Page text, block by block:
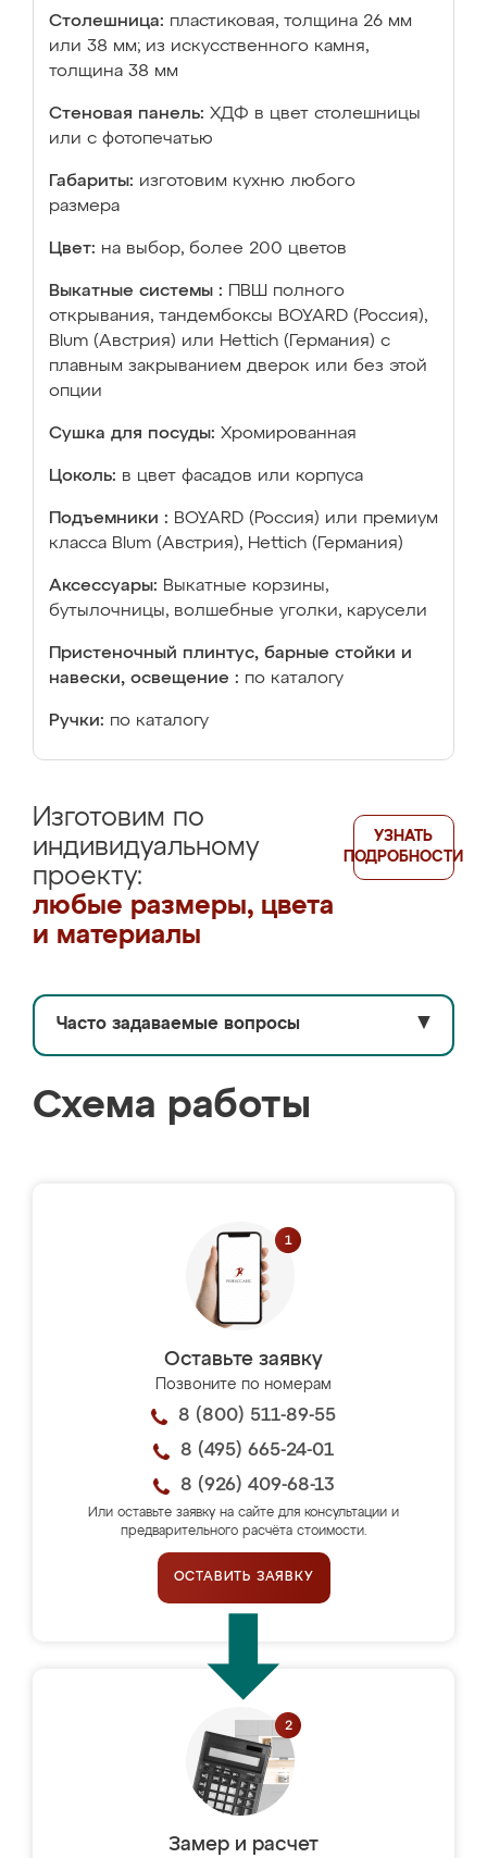
Столешница: пластиковая, толщина 26 мм
или 38 мм; из искусственного камня,
толщина 38 мм
Стеновая панель: ХДФ в цвет столешницы
или с фотопечатью
Габариты: изготовим кухню любого
размера
Цвет: на выбор, более 200 цветов
Выкатные системы :
ПВШ полного
открывания, тандембоксы BOYARD (Россия),
Blum (Австрия) или Hettich (Германия) с
плавным закрыванием дверок или без этой
опции
Сушка для посуды: Хромированная
Цоколь: в цвет фасадов или корпуса
Подъемники : BOYARD (Россия) или премиум
класса Blum (Австрия), Hettich (Германия)
Аксессуары: Выкатные корзины,
бутылочницы, волшебные уголки, карусели
Пристеночный плинтус, барные стойки и
навески, освещение : по каталогу
Ручки: по каталогу
Изготовим по
индивидуальному
проекту:
любые размеры, цвета
и материалы
УЗНАТЬ
ПОДРОБНОСТИ
Часто задаваемые вопросы ▼
Схема работы
Оставьте заявку
Позвоните по номерам
8 (800) 511-89-55
8 (495) 665-24-01
8 (926) 409-68-13
Или оставьте заявку на сайте для консультации и
предварительного расчёта стоимости.
ОСТАВИТЬ ЗАЯВКУ
Замер и расчет